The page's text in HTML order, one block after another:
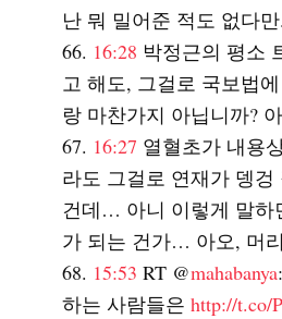
난 뭐 밀어준 적도 없다만.
16:28 박정근의 평소
고 해도, 그걸로 국보법
랑 마찬가지 아닙니까?
16:27 열혈초가 내용
라도 그걸로 연재가 뎅
건데… 아니 이렇게 말하
가 되는 건가… 아오, 머
15:53 RT @mahabanya
하는 사람들은 http://t.co/